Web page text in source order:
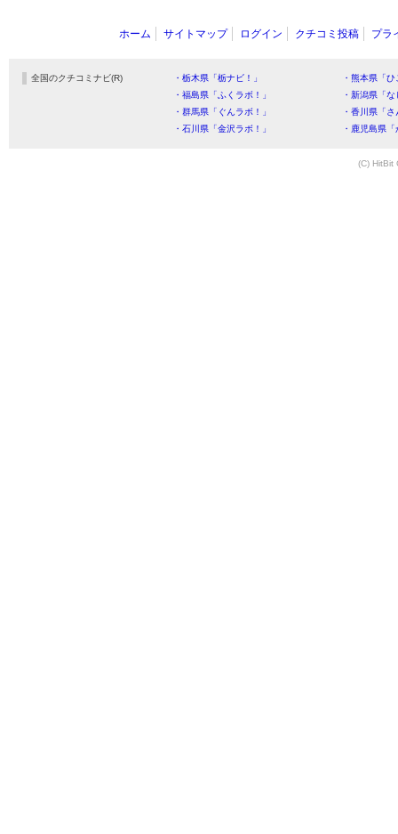
ホーム サイトマップ ログイン クチコミ投稿 プラ
全国のクチコミナビ(R) ・栃木県「栃ナビ！」
・熊本県「
・福島県「ふくラボ！」
・新潟県「
・群馬県「ぐんラボ！」
・香川県「
・石川県「金沢ラボ！」
・鹿児島県
(C) HitBit